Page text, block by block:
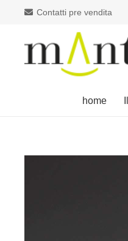
Contatti pre vendita
home